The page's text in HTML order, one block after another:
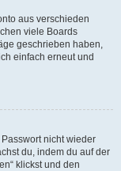
aus verschieden
viele Boards
geschrieben haben,
einfach erneut und
nicht wieder
du, indem du auf der
klickst und den